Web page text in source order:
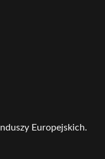
Europejskich.